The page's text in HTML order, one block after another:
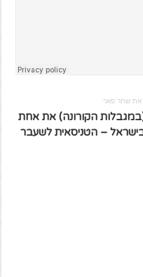
(במגבלות הקורונה) את אחת
– הטניסאית לשעבר